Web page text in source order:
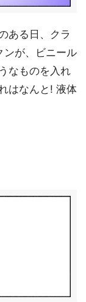
ある日、クラ
ンが、ビニール
なものを入れ
はなんと! 液体